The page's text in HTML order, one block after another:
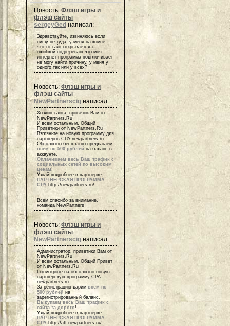
Новость: Флэш игры и
флэш сайты
sergeyGed написал:
Здравствуйте, извиняюсь если
пишу не туда, у меня на компе
что-то сайт открывается с
ошибкой подозреваю что моя
интернет-программа подглючивает
не могу найти причину, у меня у
одного так или у всех?
Новость: Флэш игры и
флэш сайты
NewPartnerscig написал:
Хозяин сайта, приветик Вам от
NewPartners.Ru
И всем остальным, Общий
Приветики от NewPartners.Ru
Взгляньте на новую программу для
партнеров СРА newpartners.ru
Обсолютно бесплатно предлагаем
всем по 500 рублей на баланс в
аккаунте.
Оплачиваем весь Ваш трафик с
социальных сетей по высоким
ценам!
Узнай подробнее в партнерке -
ПАРТНЕРСКАЯ ПРОГРАММА
СРА http://newpartners.ru/
Всем спасибо за внимание,
команда NewPartners
Новость:Флэш игры и
флэш сайты
NewPartnerscig написал:
Администратор, приветики Вам от
NewPartners.Ru
И всем остальным, Общий Привет
от NewPartners.Ru
Посмотрите на обсолютно новую
партнерскую программу СРА
newpartners.ru
За регистрацию дарим всем по
500 рублей на
зарегистрированный баланс.
Выкупаем весь Ваш трафик с
сайта за дорого!
Узнай подробнее в партнерке -
ПАРТНЕРСКАЯ ПРОГРАММА
СРА http://aff.newpartners.ru/